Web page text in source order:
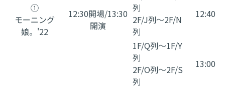
①
モーニング
娘。'22
12:30開場/13:30
開演
列
2F/J列～2F/N
列
12:40
1F/Q列～1F/Y
列
2F/O列～2F/S
列
13:00